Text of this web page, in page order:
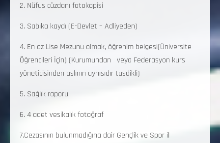
2. Nüfus cüzdanı fotokopisi
3. Sabıka kaydı (E-Devlet – Adliyeden)
4. En az Lise Mezunu olmak, öğrenim belgesi(Üniversite
Öğrencileri İçin) (Kurumundan veya Federasyon kurs
yöneticisinden aslının aynısıdır tasdikli)
5. Sağlık raporu,
6. 4 adet vesikalık fotoğraf
7.Cezasının bulunmadığına dair Gençlik ve Spor il